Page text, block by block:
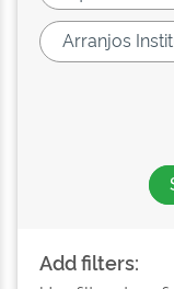
Add filters: